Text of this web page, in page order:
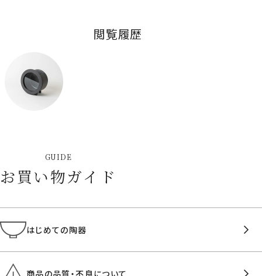
閲覧履歴
GUIDE
お買い物ガイド
はじめての陶器
商品の品質・不良について